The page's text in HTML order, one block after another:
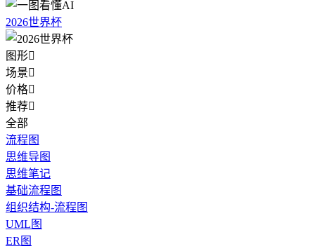
2026世界杯
图形
场景
价格
推荐
全部
流程图
思维导图
思维笔记
基础流程图
组织结构-流程图
UML图
ER图